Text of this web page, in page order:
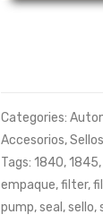
Categories:
Accesorios,Sellos
Tags: 1840,1845,
empaque,filter,
pump,seal ,sello,